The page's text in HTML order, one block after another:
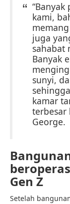
kami,
juga
sahabat
Banyak
sunyi,
kamar
terbesar
George.
Gen Z
Setelah